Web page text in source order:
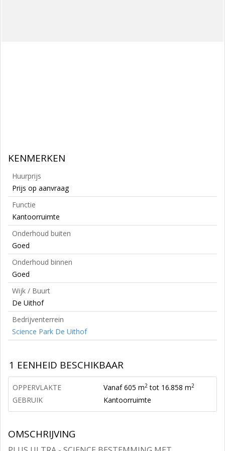
KENMERKEN
Huurprijs
Prijs op aanvraag
Functie
Kantoorruimte
Onderhoud buiten
Goed
Onderhoud binnen
Goed
Wijk / Buurt
De Uithof
Bedrijventerrein
Science Park De Uithof
1 EENHEID BESCHIKBAAR
OPPERVLAKTE Vanaf 605 m2 tot 16.858 m2
GEBRUIK Kantoorruimte
OMSCHRIJVING